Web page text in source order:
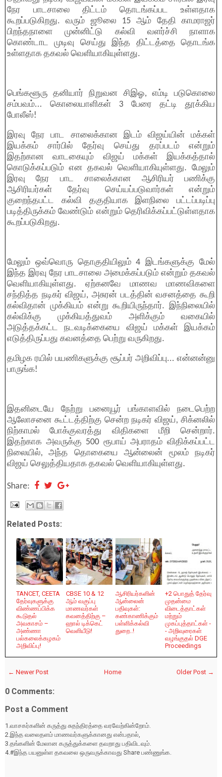
நேர பாடசாலை திட்டம் தொடங்கப்பட உள்ளதாக
கூறப்படுகிறது. வரும் ஜூலை 15 ஆம் தேதி காமராஜர்
பிறந்தநாளை முன்னிட்டு கல்வி வளர்ச்சி நாளாக
கொண்டாட முடிவு செய்து இந்த திட்டத்தை தொடங்க
உள்ளதாக தகவல் வெளியாகியுள்ளது.
பெங்களூரு தனியார் நிறுவன சிஇஓ, எம்டி படுகொலை
சம்பவம்... கொலையாளிகள் 3 பேரை தட்டி தூக்கிய
போலீஸ்!
இரவு நேர பாட சாலைக்கான இடம் விஜய்யின் மக்கள்
இயக்கம் சார்பில் தேர்வு செய்து தரப்படம் என்றும்
இதற்கான வாடகையும் விஜய் மக்கள் இயக்கத்தால்
கொடுக்கப்படும் என தகவல் வெளியாகியுள்ளது. மேலும்
இரவு நேர பாட சாலைக்கான ஆசிரியர் பணிக்கு
ஆசிரியர்கள் தேர்வு செய்யப்படுவார்கள் என்றும்
குறைந்தபட்ட கல்வி தகுதியாக இளநிலை பட்டப்படிப்பு
படித்திருக்கம் வேண்டும் என்றும் தெரிவிக்கப்பட்டுள்ளதாக
கூறப்படுகிறது.
மேலும் ஒவ்வொரு தொகுதியிலும் 4 இடங்களுக்கு மேல்
இந்த இரவு நேர பாடசாலை அமைக்கப்படும் என்றும் தகவல்
வெளியாகியுள்ளது. ஏற்கனவே மாணவ மாணவிகளை
சந்தித்த நடிகர் விஜய், அசுரன் படத்தின் வசனத்தை கூறி
கல்விதான் முக்கியம் என்று கூறியிருந்தார். இந்நிலையில்
கல்விக்கு முக்கியத்துவம் அளிக்கும் வகையில்
அடுத்தக்கட்ட நடவடிக்கையை விஜய் மக்கள் இயக்கம்
எடுத்திருப்பது கவனத்தை பெற்று வருகிறது.
தமிழக ரயில் பயணிகளுக்கு சூப்பர் அறிவிப்பு... என்னன்னு
பாருங்க!
இதனிடையே நேற்று பனையூர் பங்காளவில் நடைபெற்ற
ஆலோசனை கூட்டத்திற்கு சென்ற நடிகர் விஜய், சிக்னலில்
நிற்காமல் போக்குவரத்து விதிகளை மீறி சென்றார்.
இதற்காக அவருக்கு 500 ரூபாய் அபராதம் விதிக்கப்பட்ட
நிலையில், அந்த தொகையை ஆன்லைன் மூலம் நடிகர்
விஜய் செலுத்தியதாக தகவல் வெளியாகியுள்ளது.
Share:
Related Posts:
TANCET, CEETA
தேர்வுகளுக்கு
விண்ணப்பிக்க
கூடுதல்
அவகாசம் –
அண்ணா
பல்கலைக்கழகம்
அறிவிப்பு!
CBSE 10 & 12
ஆம் வகுப்பு
மாணவர்கள்
கவனத்திற்கு –
ஹால் டிக்கெட்
வெளியீடு!
ஆசிரியர்களின்
ஆன்லைன்
பதிவுகள்:
கண்காணிக்கும்
பள்ளிக்கல்வி
துறை..!
+2 பொதுத் தேர்வு
முதன்மை
விடைத்தாட்கள்
மற்றும்
முகப்புத்தாட்கள் -
- அறிவுரைகள்
வழங்குதல் DGE
Proceedings
← Newer Post Older Post →
Home
0 Comments:
Post a Comment
1.வாசகர்களின் கருத்து சுதந்திரத்தை வரவேற்கின்றோம்.
2.இந்த வலைதளம் மாணவர்களுக்கானது என்பதால்,
3.தங்களின் மேலான கருத்துக்களை தவறாது பதிவிடவும்.
4.#இந்த பயனுள்ள தகவலை ஒருவருக்காவது Share பண்ணுங்க.